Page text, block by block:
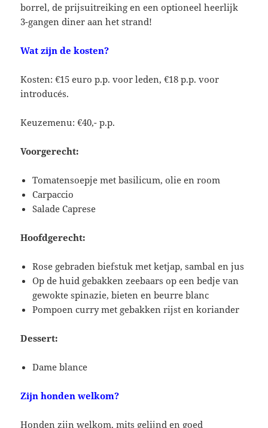
borrel, de prijsuitreiking en een optioneel heerlijk
3-gangen diner aan het strand!
Wat zijn de kosten?
Kosten: €15 euro p.p. voor leden, €18 p.p. voor
introducés.
Keuzemenu: €40,- p.p.
Voorgerecht:
Tomatensoepje met basilicum, olie en room
Carpaccio
Salade Caprese
Hoofdgerecht:
Rose gebraden biefstuk met ketjap, sambal en jus
Op de huid gebakken zeebaars op een bedje van
gewokte spinazie, bieten en beurre blanc
Pompoen curry met gebakken rijst en koriander
Dessert:
Dame blance
Zijn honden welkom?
Honden zijn welkom, mits gelijnd en goed